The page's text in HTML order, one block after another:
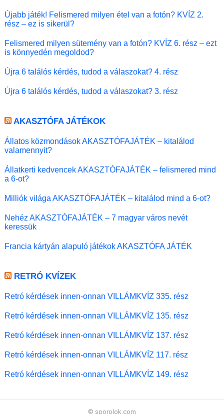
Újabb játék! Felismered milyen étel van a fotón? KVÍZ 2.
rész – ez is sikerül?
Felismered milyen sütemény van a fotón? KVÍZ 6. rész – ezt
is könnyedén megoldod?
Újra 6 találós kérdés, tudod a válaszokat? 4. rész
Újra 6 találós kérdés, tudod a válaszokat? 3. rész
AKASZTÓFA JÁTÉKOK
Állatos közmondások AKASZTÓFAJÁTÉK – kitalálod
valamennyit?
Állatkerti kedvencek AKASZTÓFAJÁTÉK – felismered mind
a 6-ot?
Milliók világa AKASZTÓFAJÁTÉK – kitalálod mind a 6-ot?
Nehéz AKASZTÓFAJÁTÉK – 7 magyar város nevét
keressük
Francia kártyán alapuló játékok AKASZTÓFA JÁTÉK
RETRÓ KVÍZEK
Retró kérdések innen-onnan VILLÁMKVÍZ 335. rész
Retró kérdések innen-onnan VILLÁMKVÍZ 135. rész
Retró kérdések innen-onnan VILLÁMKVÍZ 137. rész
Retró kérdések innen-onnan VILLÁMKVÍZ 117. rész
Retró kérdések innen-onnan VILLÁMKVÍZ 149. rész
© sporolok.com